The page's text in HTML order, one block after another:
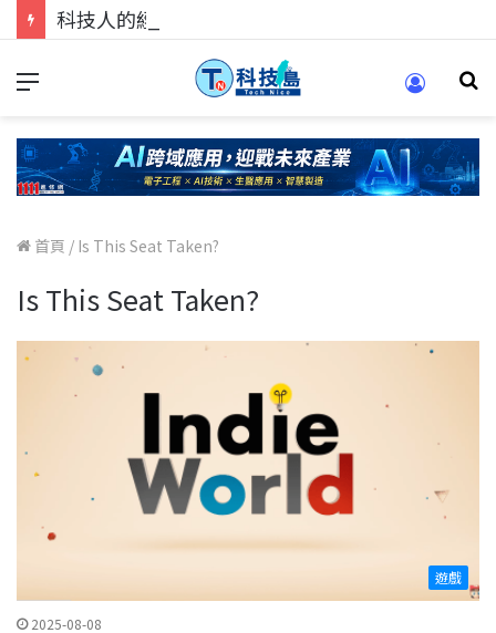
首頁 / Is This Seat Taken?
Is This Seat Taken?
遊戲
2025-08-08